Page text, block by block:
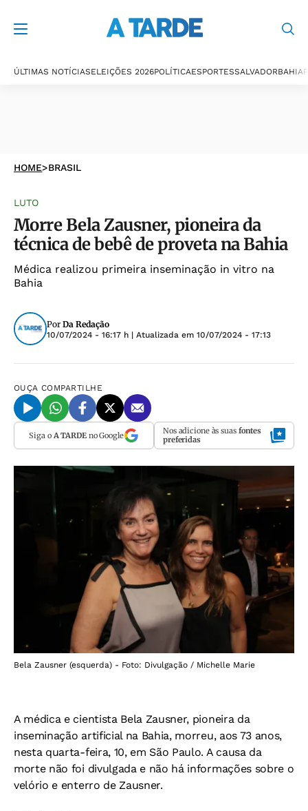
ÚLTIMAS NOTÍCIASELEIÇÕES 2026POLÍTICAESPORTESSALVADORBAHIA
HOME>BRASIL
LUTO
Morre Bela Zausner, pioneira da
técnica de bebê de proveta na Bahia
Médica realizou primeira inseminação in vitro na
Bahia
Por Da Redação
10/07/2024 - 16:17 h | Atualizada em 10/07/2024 - 17:13
OUÇA COMPARTILHE
Siga o A TARDEno Google Nos adicione às suas fontes
preferidas
Bela Zausner (esquerda) - Foto: Divulgação / Michelle Marie
A médica e cientista Bela Zausner, pioneira da
inseminação artificial na Bahia, morreu, aos 73 anos,
nesta quarta-feira, 10, em São Paulo. A causa da
morte não foi divulgada e não há informações sobre o
velório e enterro de Zausner.